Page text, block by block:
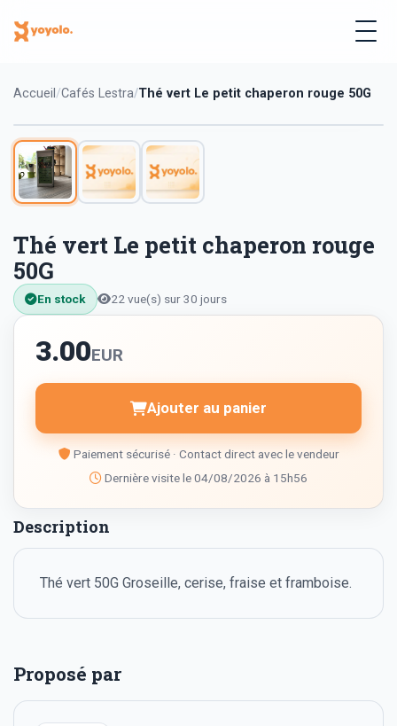
Accueil Cafés Lestra Thé vert Le petit chaperon rouge 50G
Thé vert Le petit chaperon rouge
50G
En stock 22 vue(s) sur 30 jours
3.00EUR
Ajouter au panier
Paiement sécurisé · Contact direct avec le vendeur
Dernière visite le 04/08/2026 à 15h56
Description
Thé vert 50G Groseille, cerise, fraise et framboise.
Proposé par